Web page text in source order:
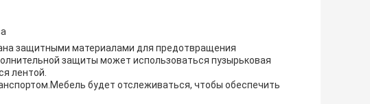
защитными материалами для предотвращения
защиты может использоваться пузырьковая
лентой.
будет отслеживаться, чтобы обеспечить